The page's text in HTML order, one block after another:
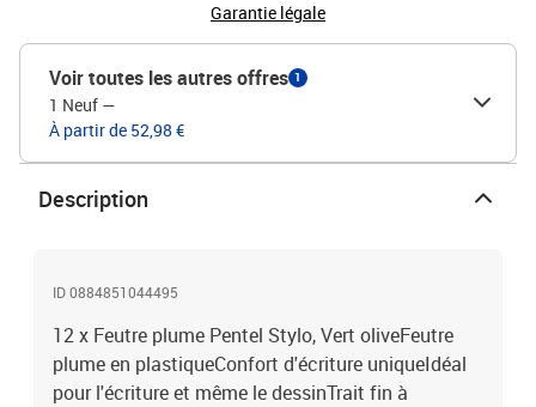
Garantie légale
Voir toutes les autres offres 1
1 Neuf —
À partir de 52,98 €
Description
ID 0884851044495
12 x Feutre plume Pentel Stylo, Vert oliveFeutre
plume en plastiqueConfort d'écriture uniqueIdéal
pour l'écriture et même le dessinTrait fin à